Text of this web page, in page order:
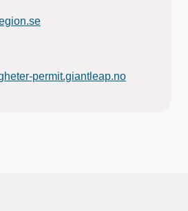
permit.giantleap.no